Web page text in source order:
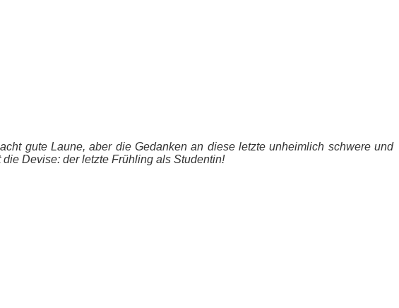
gute Laune, aber die Gedanken an diese letzte unheimlich schwere und
Devise: der letzte Frühling als Studentin!